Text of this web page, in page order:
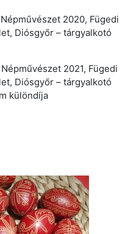
2020, Fügedi
Diósgyőr – tárgyalkotó
2021, Fügedi
Diósgyőr – tárgyalkotó
különdíja